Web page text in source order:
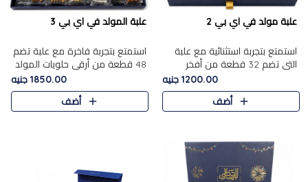
علبة مولد في اي بي 2
استمتع بتجربة استثنائية مع علبة
التي تضم 32 قطعة من أفخر
حلويات المولد الشرقية، في تشكيلة
تجمع بين الأصالة والاختيارات
الفاخرة. تحتوي العلبة..
1200.00 جنيه
أضف
علبة المولد في اي بي 3
استمتع بتجربة فاخرة مع علبة تضم
48 قطعة من أرقى حلويات المولد
الشرقية، في تشكيلة تجمع بين
الأصناف التقليدية الفاخرة والاختيارات
1850.00 جنيه
أضف